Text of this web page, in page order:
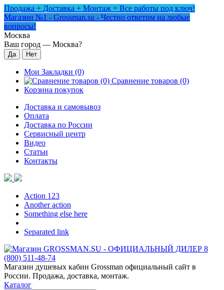
Продажа + Доставка + Монтаж = Все работы под ключ!
Магазин №1 - Grossman.su - Честно ответим на любые
вопросы!
Москва
Ваш город — Москва?
Мои Закладки (0)
Сравнение товаров (0)
Корзина покупок
Доставка и самовывоз
Оплата
Доставка по России
Сервисный центр
Видео
Статьи
Контакты
Action 123
Another action
Something else here
Separated link
Магазин душевых кабин Grossman официальный сайт в
России. Продажа, доставка, монтаж.
Каталог